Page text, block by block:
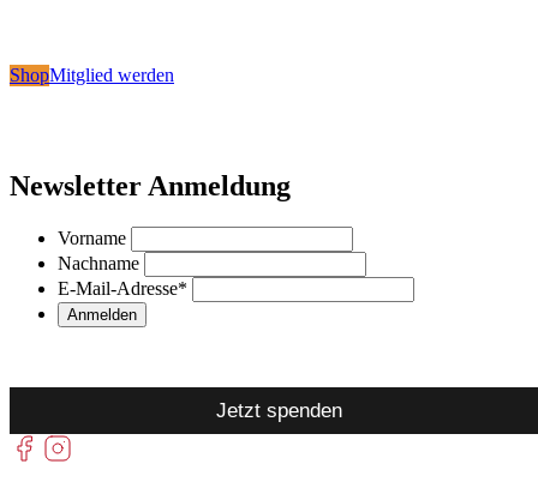
ShopMitglied werden
Newsletter Anmeldung
Vorname
Nachname
E-Mail-Adresse*
Jetzt spenden